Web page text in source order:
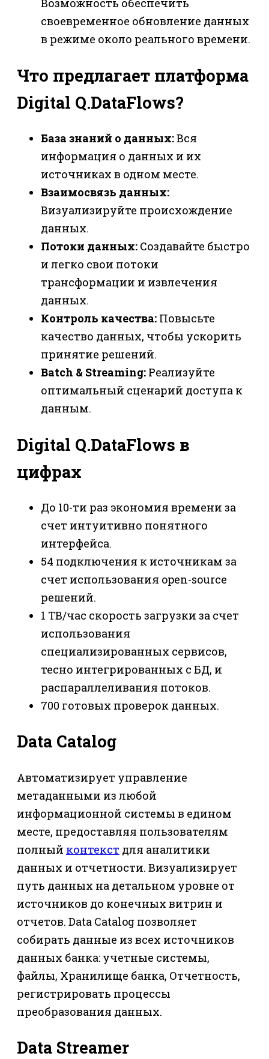
Возможность обеспечить
своевременное обновление данных
в режиме около реального времени.
Что предлагает платформа
Digital Q.DataFlows?
База знаний о данных:Вся
информация о данных и их
источниках в одном месте.
Взаимосвязь данных:
Визуализируйте происхождение
данных.
Потоки данных: Создавайте быстро
и легко свои потоки
трансформации и извлечения
данных.
Контроль качества: Повысьте
качество данных, чтобы ускорить
принятие решений.
Batch & Streaming: Реализуйте
оптимальный сценарий доступа к
данным.
Digital Q.DataFlows в
цифрах
До 10-ти раз экономия времени за
счет интуитивно понятного
интерфейса.
54 подключения к источникам за
счет использования open-source
решений.
1 TB/час скорость загрузки за счет
использования
специализированных сервисов,
тесно интегрированных с БД, и
распараллеливания потоков.
700 готовых проверок данных.
Data Catalog
Автоматизирует управление
метаданными из любой
информационной системы в едином
месте, предоставляя пользователям
полный контекст для аналитики
данных и отчетности. Визуализирует
путь данных на детальном уровне от
источников до конечных витрин и
отчетов. Data Catalog позволяет
собирать данные из всех источников
данных банка: учетные системы,
файлы, Хранилище банка, Отчетность,
регистрировать процессы
преобразования данных.
Data Streamer